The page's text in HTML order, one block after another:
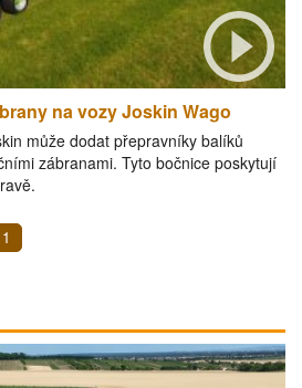
na vozy Joskin Wago
může dodat přepravníky balíků
zábranami. Tyto bočnice poskytují
1